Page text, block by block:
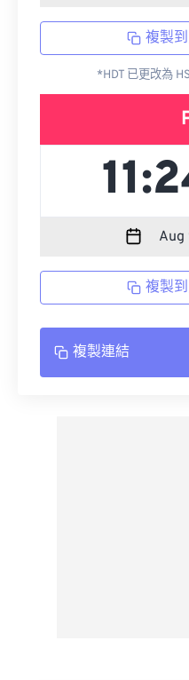
複製
*HDT 已更改為
複製
複製連結